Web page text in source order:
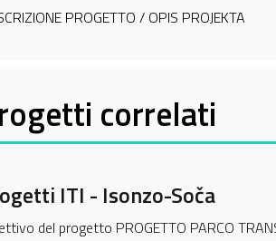
PROGETTO / OPIS PROJEKTA
correlati
ITI - Isonzo-Soča
del progetto PROGETTO PARCO